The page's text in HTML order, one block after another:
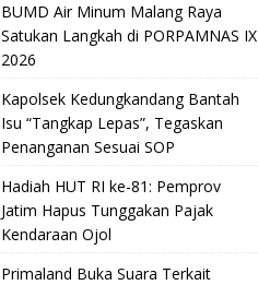
BUMD Air Minum Malang Raya
Satukan Langkah di PORPAMNAS IX
2026
Kapolsek Kedungkandang Bantah
Isu “Tangkap Lepas”, Tegaskan
Penanganan Sesuai SOP
Hadiah HUT RI ke-81: Pemprov
Jatim Hapus Tunggakan Pajak
Kendaraan Ojol
Primaland Buka Suara Terkait